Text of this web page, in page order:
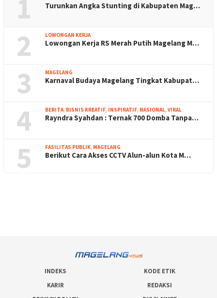
1 Turunkan Angka Stunting di Kabupaten Mag…
2 LOWONGAN KERJA
Lowongan Kerja RS Merah Putih Magelang M…
3 MAGELANG
Karnaval Budaya Magelang Tingkat Kabupat…
4 BERITA, BISNIS KREATIF, INSPIRATIF, NASIONAL, VIRAL
Rayndra Syahdan : Ternak 700 Domba Tanpa…
5 FASILITAS PUBLIK, MAGELANG
Berikut Cara Akses CCTV Alun-alun Kota M…
INDEKS
KODE ETIK
KARIR
REDAKSI